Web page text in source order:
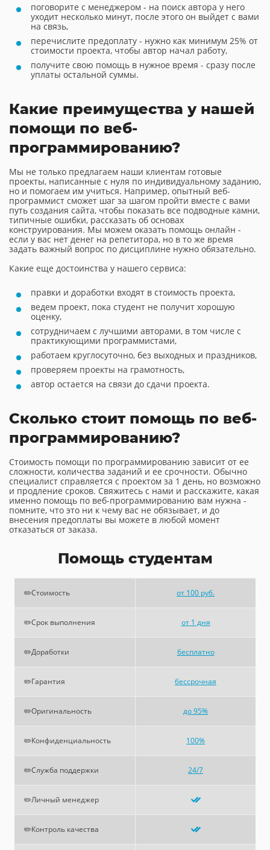
поговорите с менеджером - на поиск автора у него
уходит несколько минут, после этого он выйдет с вами
на связь,
перечислите предоплату - нужно как минимум 25% от
стоимости проекта, чтобы автор начал работу,
получите свою помощь в нужное время - сразу после
уплаты остальной суммы.
Какие преимущества у нашей
помощи по веб-
программированию?
Мы не только предлагаем наши клиентам готовые
проекты, написанные с нуля по индивидуальному заданию,
но и помогаем им учиться. Например, опытный веб-
программист сможет шаг за шагом пройти вместе с вами
путь создания сайта, чтобы показать все подводные камни,
типичные ошибки, рассказать об основах
конструирования. Мы можем оказать помощь онлайн -
если у вас нет денег на репетитора, но в то же время
задать важный вопрос по дисциплине нужно обязательно.
Какие еще достоинства у нашего сервиса:
правки и доработки входят в стоимость проекта,
ведем проект, пока студент не получит хорошую
оценку,
сотрудничаем с лучшими авторами, в том числе с
практикующими программистами,
работаем круглосуточно, без выходных и праздников,
проверяем проекты на грамотность,
автор остается на связи до сдачи проекта.
Сколько стоит помощь по веб-
программированию?
Стоимость помощи по программированию зависит от ее
сложности, количества заданий и ее срочности. Обычно
специалист справляется с проектом за 1 день, но возможно
и продление сроков. Свяжитесь с нами и расскажите, какая
именно помощь по веб-программированию вам нужна -
помните, что это ни к чему вас не обязывает, и до
внесения предоплаты вы можете в любой момент
отказаться от заказа.
Помощь студентам
✏️Стоимость от 100 руб.
✏️Срок выполнения от 1 дня
✏️Доработки бесплатно
✏️Гарантия бессрочная
✏️Оригинальность до 95%
✏️Конфиденциальность 100%
✏️Служба поддержки 24/7
✏️Личный менеджер
✏️Контроль качества